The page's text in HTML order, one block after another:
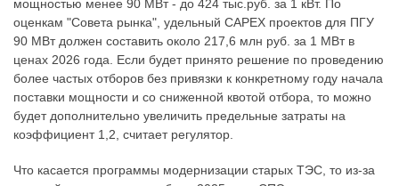
мощностью менее 90 МВт - до 424 тыс.руб. за 1 кВт. По
оценкам "Совета рынка", удельный CAPEX проектов для ПГУ
90 МВт должен составить около 217,6 млн руб. за 1 МВт в
ценах 2026 года. Если будет принято решение по проведению
более частых отборов без привязки к конкретному году начала
поставки мощности и со сниженной квотой отбора, то можно
будет дополнительно увеличить предельные затраты на
коэффициент 1,2, считает регулятор.
Что касается программы модернизации старых ТЭС, то из-за